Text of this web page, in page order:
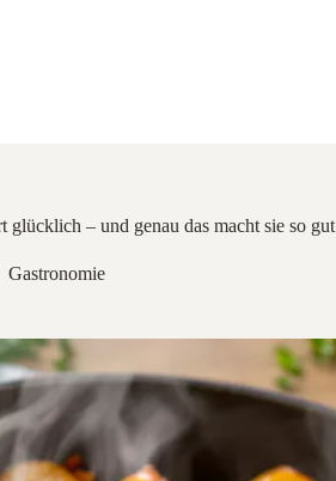
– und genau das macht sie so gut
Gastronomie